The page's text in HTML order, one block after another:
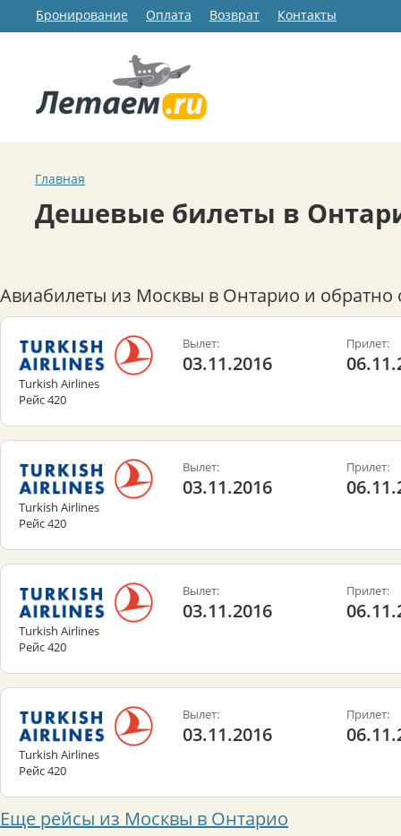
Бронирование Оплата Возврат Контакты
Главная
Дешевые билеты в
Авиабилеты из Москвы в Онтарио и обратно
Turkish Airlines
Рейс 420
Вылет:
03.11.2016
Прилет:
Turkish Airlines
Рейс 420
Вылет:
03.11.2016
Прилет:
Turkish Airlines
Рейс 420
Вылет:
03.11.2016
Прилет:
Turkish Airlines
Рейс 420
Вылет:
03.11.2016
Прилет:
Еще рейсы из Москвы в Онтарио